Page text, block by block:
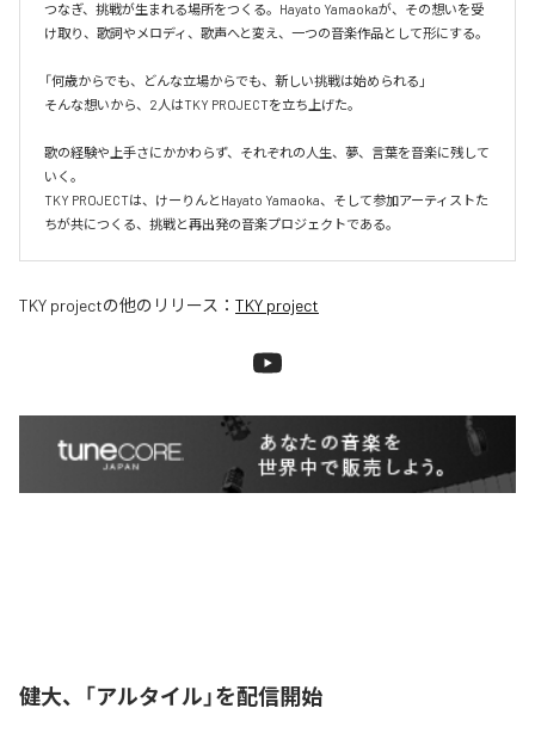
つなぎ、挑戦が生まれる場所をつくる。Hayato Yamaokaが、その想いを受
け取り、歌詞やメロディ、歌声へと変え、一つの音楽作品として形にする。
「何歳からでも、どんな立場からでも、新しい挑戦は始められる」
そんな想いから、2人はTKY PROJECTを立ち上げた。
歌の経験や上手さにかかわらず、それぞれの人生、夢、言葉を音楽に残して
いく。
TKY PROJECTは、けーりんとHayato Yamaoka、そして参加アーティストた
ちが共につくる、挑戦と再出発の音楽プロジェクトである。
TKY projectの他のリリース： TKY project
健大、「アルタイル」を配信開始